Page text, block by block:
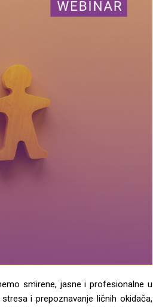
smirene, jasne i profesionalne u
i prepoznavanje ličnih okidača,